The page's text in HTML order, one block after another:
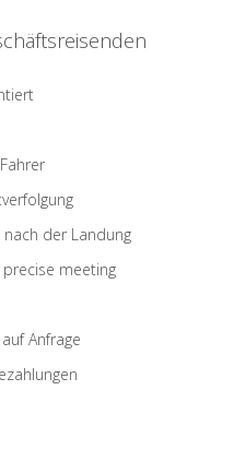
der Landung
meeting
Anfrage